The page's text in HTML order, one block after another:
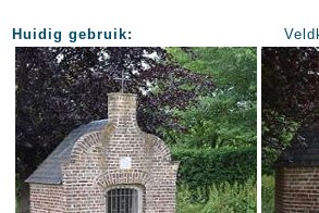
Huidig gebruik: